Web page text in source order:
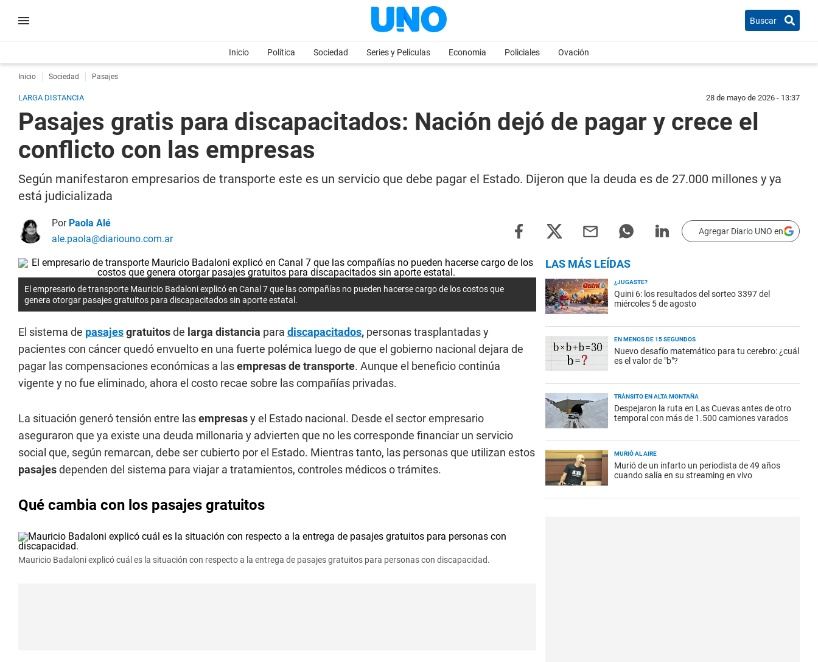
Buscar
Inicio Política Sociedad Series y Películas Economia Policiales Ovación
Inicio Sociedad Pasajes
LARGA DISTANCIA 28 de mayo de 2026 - 13:37
Pasajes gratis para discapacitados: Nación dejó de pagar y crece el
conflicto con las empresas
Según manifestaron empresarios de transporte este es un servicio que debe pagar el Estado. Dijeron que la deuda es de 27.000 millones y ya
está judicializada
Por Paola Alé
ale.paola@diariouno.com.ar
Agregar Diario UNO en
El empresario de transporte Mauricio Badaloni explicó en Canal 7 que las compañías no pueden hacerse cargo de los costos que
genera otorgar pasajes gratuitos para discapacitados sin aporte estatal.
El sistema de pasajesgratuitosde larga distancia para discapacitados, personas trasplantadas y
pacientes con cáncer quedó envuelto en una fuerte polémica luego de que el gobierno nacional dejara de
pagar las compensaciones económicas a lasempresas de transporte. Aunque el beneficio continúa
vigente y no fue eliminado, ahora el costo recae sobre las compañías privadas.
La situación generó tensión entre lasempresasy el Estado nacional. Desde el sector empresario
aseguraron que ya existe una deuda millonaria y advierten que no les corresponde financiar un servicio
social que, según remarcan, debe ser cubierto por el Estado. Mientras tanto, las personas que utilizan estos
pasajesdependen del sistema para viajar a tratamientos, controles médicos o trámites.
Qué cambia con los pasajes gratuitos
Mauricio Badaloni explicó cuál es la situación con respecto a la entrega de pasajes gratuitos para personas con discapacidad.
LAS MÁS LEÍDAS
¿JUGASTE?
Quini 6: los resultados del sorteo 3397 del
miércoles 5 de agosto
EN MENOS DE 15 SEGUNDOS
Nuevo desafío matemático para tu cerebro: ¿cuál
es el valor de "b"?
TRÁNSITO EN ALTA MONTAÑA
Despejaron la ruta en Las Cuevas antes de otro
temporal con más de 1.500 camiones varados
MURIÓ AL AIRE
Murió de un infarto un periodista de 49 años
cuando salía en su streaming en vivo